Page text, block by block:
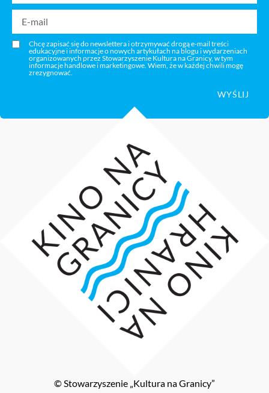
Chcę zapisać się do newslettera i otrzymywać drogą e-mail treści
edukacyjne i informacje o nowych artykułach na blogu i wydarzeniach
organizowanych przez Stowarzyszenie Kultura na Granicy, w tym
informacje handlowe i marketingowe. Wiem, że w każdej chwili mogę
zrezygnować.
WYŚLIJ
© Stowarzyszenie „Kultura na Granicy”